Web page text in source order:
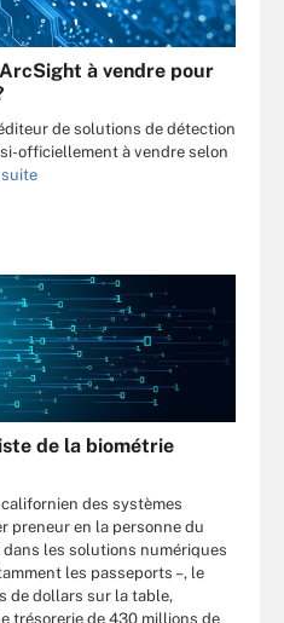
à vendre pour
de solutions de détection
officiellement à vendre selon
de la biométrie
des systèmes
preneur en la personne du
les solutions numériques
les passeports –, le
de dollars sur la table,
trésorerie de 430 millions de